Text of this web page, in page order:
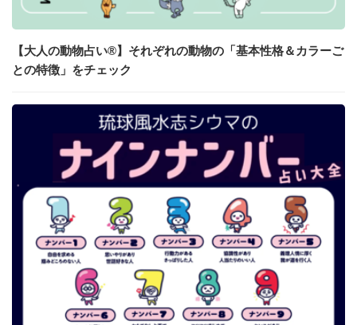
【大人の動物占い®】それぞれの動物の「基本性格＆カラーご
との特徴」をチェック